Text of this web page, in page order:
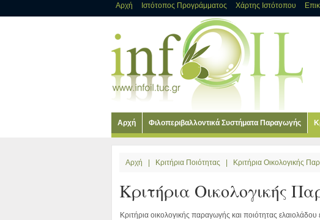
Αρχή Ιστότοπος Προγράμματος Χάρτης Ιστότοπου
Αρχή Φιλοπεριβαλλοντικά Συστήματα Παραγωγής
Αρχή Κριτήρια Ποιότητας Κριτήρια Οικολογικής
Κριτήρια Οικολογικής
Κριτήρια οικολογικής παραγωγής και ποιότητας ελαιολάδου